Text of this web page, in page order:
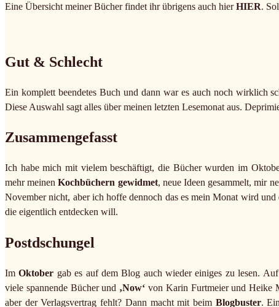
Eine Übersicht meiner Bücher findet ihr übrigens auch hierHIER.
Gut & Schlecht
Ein komplett beendetes Buch und dann war es auch noch wirklich
Diese Auswahl sagt alles über meinen letzten Lesemonat aus.
Zusammengefasst
Ich habe mich mit vielem beschäftigt, die Bücher wurden im
mehr meinenKochbüchern gewidmet, neue Ideen gesammelt, mir
November nicht, aber ich hoffe dennoch das es mein Monat wird
die eigentlich entdecken will.
Postdschungel
ImOktober gab es auf dem Blog auch wieder einiges zu lesen.
viele spannende Bücher und ‚Now‘ von Karin Furtmeier und Heike
aber der Verlagsvertrag fehlt? Dann macht mit beim Blogbuster.